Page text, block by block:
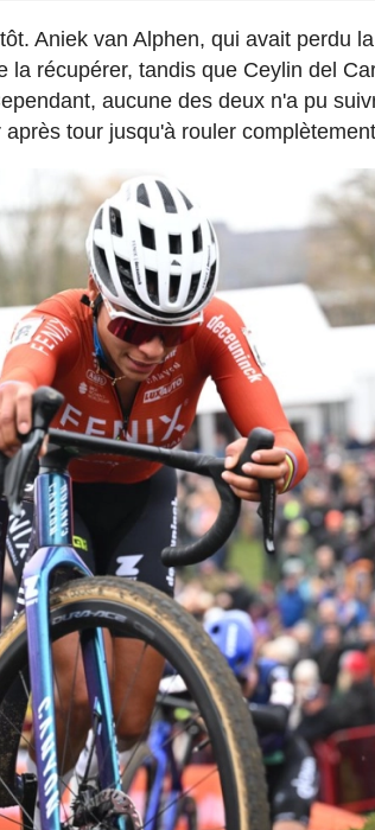
Aniek van Alphen, qui avait perdu
récupérer, tandis que Ceylin del
aucune des deux n'a pu
tour jusqu'à rouler